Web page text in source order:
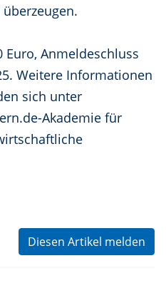
Anmeldeschluss
Weitere Informationen
sich unter
Akademie für
Diesen Artikel melden